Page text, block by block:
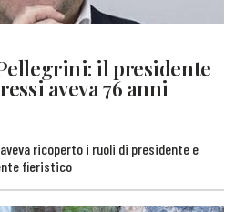
il presidente
aveva 76 anni
ricoperto i ruoli di presidente e
fieristico